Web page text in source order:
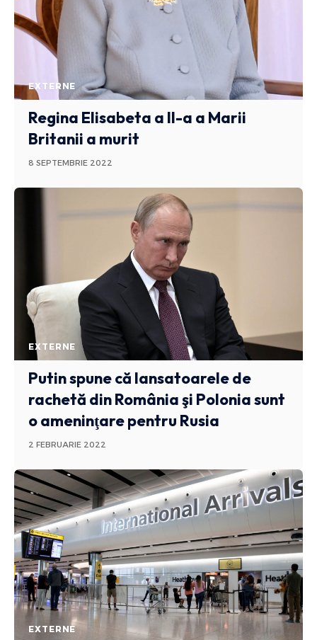
EXTERNE
Regina Elisabeta a II-a a Marii
Britanii a murit
8 SEPTEMBRIE 2022
EXTERNE
Putin spune că lansatoarele de
rachetă din România şi Polonia sunt
o ameninţare pentru Rusia
2 FEBRUARIE 2022
EXTERNE